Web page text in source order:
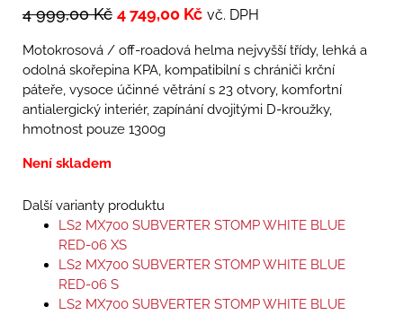
4 999,00Kč 4 749,00 Kč vč. DPH
Motokrosová / off-roadová helma nejvyšší třídy, lehká a
odolná skořepina KPA, kompatibilní s chrániči krční
páteře, vysoce účinné větrání s 23 otvory, komfortní
antialergický interiér, zapínání dvojitými D-kroužky,
hmotnost pouze 1300g
Není skladem
Další varianty produktu
LS2 MX700 SUBVERTER STOMP WHITE BLUE
RED-06 XS
LS2 MX700 SUBVERTER STOMP WHITE BLUE
RED-06 S
LS2 MX700 SUBVERTER STOMP WHITE BLUE